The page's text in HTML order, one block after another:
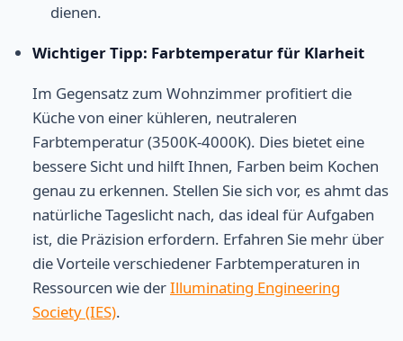
dienen.
Wichtiger Tipp: Farbtemperatur für Klarheit
Im Gegensatz zum Wohnzimmer profitiert die
Küche von einer kühleren, neutraleren
Farbtemperatur (3500K-4000K). Dies bietet eine
bessere Sicht und hilft Ihnen, Farben beim Kochen
genau zu erkennen. Stellen Sie sich vor, es ahmt das
natürliche Tageslicht nach, das ideal für Aufgaben
ist, die Präzision erfordern. Erfahren Sie mehr über
die Vorteile verschiedener Farbtemperaturen in
Ressourcen wie derIlluminating Engineering
Society (IES).